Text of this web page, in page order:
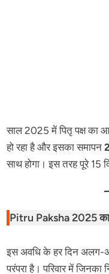
साल 2025 में पितृ पक्ष का
हो रहा है और इसका समापन
साथ होगा। इस तरह पूरे 15
Pitru Paksha 2025
इस अवधि के हर दिन अलग-
परंपरा है। परिवार में